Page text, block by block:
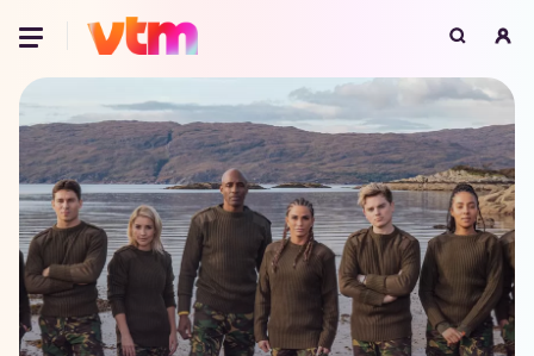
Voor je onze programma's gaat ontdekken,
best je browser updaten of hieronder één
van de ondersteunde browsers
downloaden.
Google Chrome Download
Firefox Download